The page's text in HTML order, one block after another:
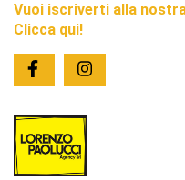
Vuoi iscriverti alla
Clicca qui!